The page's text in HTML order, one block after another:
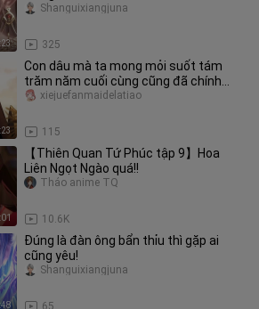
325
Shanguixiangjuna
Con dâu mà ta mong mỏi suốt tám
trăm năm cuối cùng cũng đã chính
thức gặp nhau!!Edited by Xie Lian/H
115
xiejuefanmaidelatiao
【Thiên Quan Tứ Phúc tập 9】Hoa
Liên Ngọt Ngào quá!!
10.6K
Thảo anime TQ
Đúng là đàn ông bẩn thỉu thì gặp ai
cũng yêu!
65
Shanguixiangjuna